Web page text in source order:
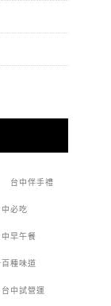
台中伴手禮
中必吃
中早午餐
種味道
台中試營運